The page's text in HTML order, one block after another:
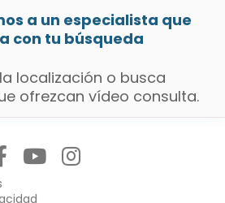
a un especialista que
con tu búsqueda
localización o busca
ofrezcan vídeo consulta.